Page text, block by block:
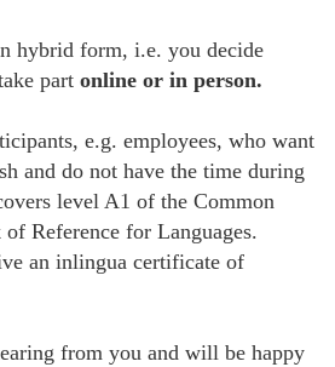
hybrid form, i.e. you decide
part online or in person.
e.g. employees, who want
and do not have the time during
level A1 of the Common
Reference for Languages.
an inlingua certificate of
from you and will be happy